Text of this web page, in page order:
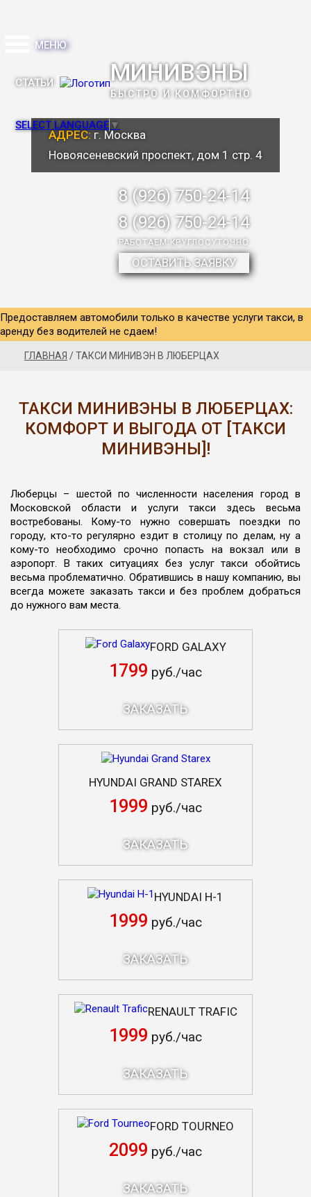
МИНИВЭНЫ
БЫСТРО И КОМФОРТНО
АДРЕС: г. Москва
Новоясеневский проспект, дом 1 стр. 4
8 (926) 750-24-14
8 (926) 750-24-14
РАБОТАЕМ КРУГЛОСУТОЧНО
ОСТАВИТЬ ЗАЯВКУ
МЕНЮ
СТАТЬИ
SELECT LANGUAGE ▼
Предоставляем автомобили только в качестве услуги такси, в
аренду без водителей не сдаем!
ГЛАВНАЯ /ТАКСИ МИНИВЭН В ЛЮБЕРЦАХ
ТАКСИ МИНИВЭНЫ В ЛЮБЕРЦАХ:
КОМФОРТ И ВЫГОДА ОТ [ТАКСИ
МИНИВЭНЫ]!
Люберцы – шестой по численности населения город в
Московской области и услуги такси здесь весьма
востребованы. Кому-то нужно совершать поездки по
городу, кто-то регулярно ездит в столицу по делам, ну а
кому-то необходимо срочно попасть на вокзал или в
аэропорт. В таких ситуациях без услуг такси обойтись
весьма проблематично. Обратившись в нашу компанию, вы
всегда можете заказать такси и без проблем добраться
до нужного вам места.
FORD GALAXY
1799 руб./час
ЗАКАЗАТЬ
HYUNDAI GRAND STAREX
1999 руб./час
ЗАКАЗАТЬ
HYUNDAI H-1
1999 руб./час
ЗАКАЗАТЬ
RENAULT TRAFIC
1999 руб./час
ЗАКАЗАТЬ
FORD TOURNEO
2099 руб./час
ЗАКАЗАТЬ